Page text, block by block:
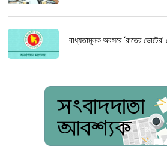
বাধ্যতামূলক অবসরে ‘রাতের ভোটের’